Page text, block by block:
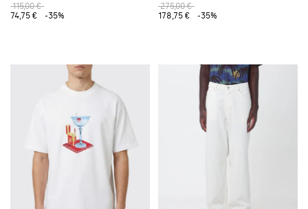
115,00 €
74,75 €
-35%
275,00 €
178,75 €
-35%